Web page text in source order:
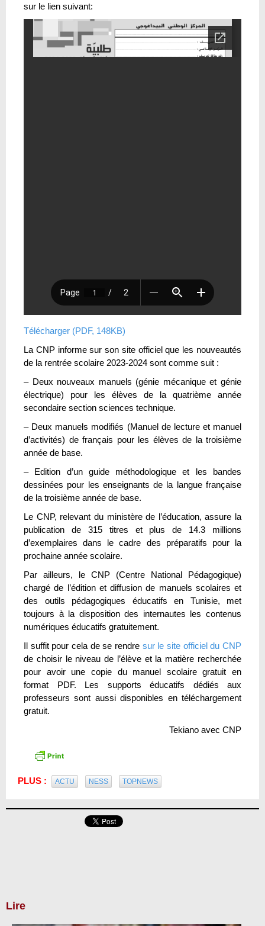
sur le lien suivant:
Télécharger (PDF, 148KB)
La CNP informe sur son site officiel que les nouveautés
de la rentrée scolaire 2023-2024 sont comme suit :
– Deux nouveaux manuels (génie mécanique et génie
électrique) pour les élèves de la quatrième année
secondaire section sciences technique.
– Deux manuels modifiés (Manuel de lecture et manuel
d’activités) de français pour les élèves de la troisième
année de base.
– Edition d’un guide méthodologique et les bandes
dessinées pour les enseignants de la langue française
de la troisième année de base.
Le CNP, relevant du ministère de l’éducation, assure la
publication de 315 titres et plus de 14.3 millions
d’exemplaires dans le cadre des préparatifs pour la
prochaine année scolaire.
Par ailleurs, le CNP (Centre National Pédagogique)
chargé de l’édition et diffusion de manuels scolaires et
des outils pédagogiques éducatifs en Tunisie, met
toujours à la disposition des internautes les contenus
numériques éducatifs gratuitement.
Il suffit pour cela de se rendre sur le site officiel du CNP
de choisir le niveau de l’élève et la matière recherchée
pour avoir une copie du manuel scolaire gratuit en
format PDF. Les supports éducatifs dédiés aux
professeurs sont aussi disponibles en téléchargement
gratuit.
Tekiano avec CNP
PLUS : ACTU NESS TOPNEWS
Lire